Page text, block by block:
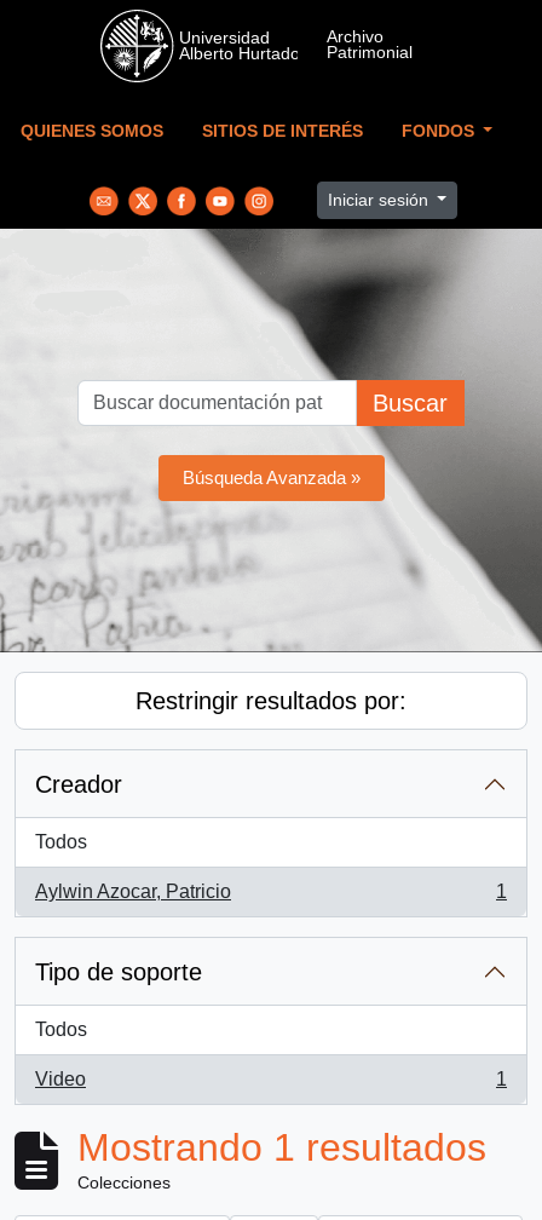
Skip to main content
QUIENES SOMOS SITIOS DE INTERÉS FONDOS
Iniciar sesión
Buscar
Búsqueda Avanzada »
Restringir resultados por:
Creador
Todos
Aylwin Azocar, Patricio
, 1 resultados
1
Tipo de soporte
Todos
Video
, 1 resultados
1
Mostrando 1 resultados
Colecciones